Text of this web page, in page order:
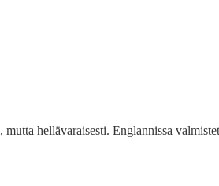
hellävaraisesti. Englannissa